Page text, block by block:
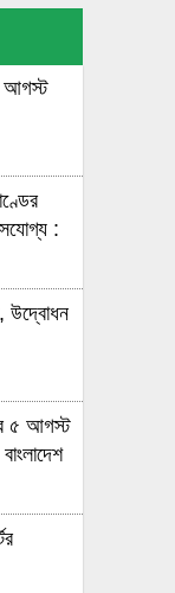
আগস্ট
:
উদ্বোধন
৫ আগস্ট